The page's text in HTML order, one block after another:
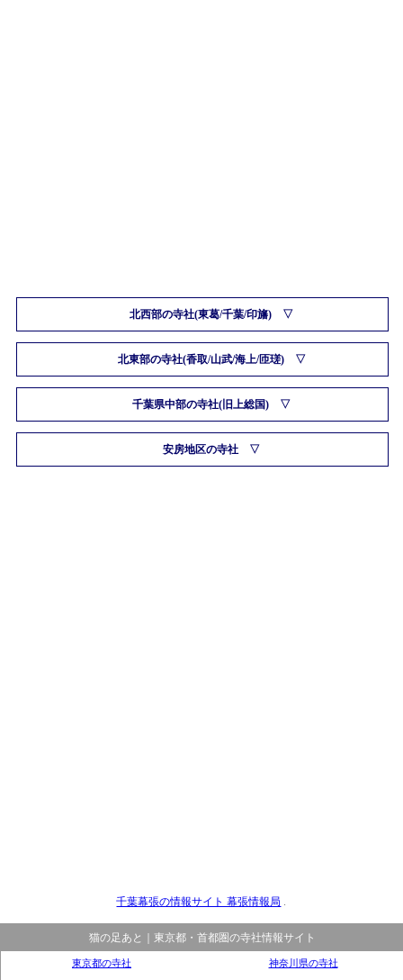
北西部の寺社(東葛/千葉/印旛)
北東部の寺社(香取/山武/海上/匝瑳)
千葉県中部の寺社(旧上総国)
安房地区の寺社
千葉幕張の情報サイト 幕張情報局 .
猫の足あと｜東京都・首都圏の寺社情報サイト
東京都の寺社 神奈川県の寺社